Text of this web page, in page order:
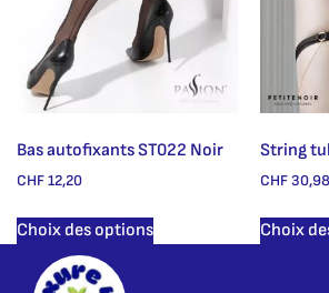
Bas autofixants ST022 Noir
CHF12,20
Choix des options
String
CHF 30,98
Choix